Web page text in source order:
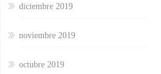
diciembre 2019
noviembre 2019
octubre 2019